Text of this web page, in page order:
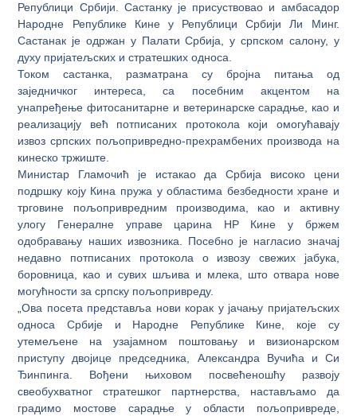
Републици Србији. Састанку је присуствовао и амбасадор
Народне Републике Кине у Републици Србији Ли Минг.
Састанак је одржан у Палати Србија, у српском салону, у
духу пријатељских и стратешких односа.
Током састанка, разматрана су бројна питања од
заједничког интереса, са посебним акцентом на
унапређење фитосанитарне и ветеринарске сарадње, као и
реализацију већ потписаних протокола који омогућавају
извоз српских пољопривредно-прехрамбених производа на
кинеско тржиште.
Министар Гламочић је истакао да Србија високо цени
подршку коју Кина пружа у областима безбедности хране и
трговине пољопривредним производима, као и активну
улогу Генералне управе царина НР Кине у бржем
одобравању наших извозника. Посебно је нагласио значај
недавно потписаних протокола о извозу свежих јабука,
боровница, као и сувих шљива и млека, што отвара нове
могућности за српску пољопривреду.
„Ова посета представља нови корак у јачању пријатељских
односа Србије и Народне Републике Кине, које су
утемељене на узајамном поштовању и визионарском
приступу двојице председника, Александра Вучића и Си
Ђинпинга. Вођени њиховом посвећеношћу развоју
свеобухватног стратешког партнерства, настављамо да
градимо мостове сарадње у области пољопривреде,